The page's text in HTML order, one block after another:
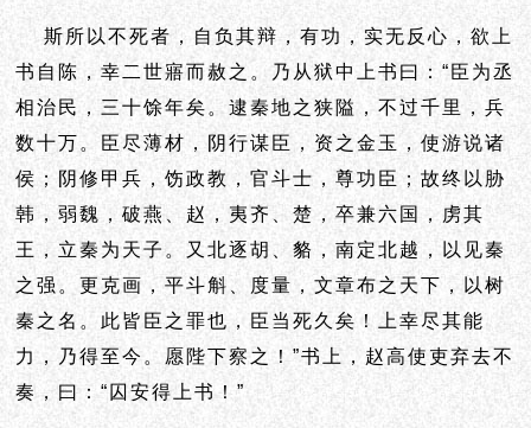
斯所以不死者，自负其辩，有功，实无反心，欲上
书自陈，幸二世寤而赦之。乃从狱中上书曰：“臣为丞
相治民，三十馀年矣。逮秦地之狭隘，不过千里，兵
数十万。臣尽薄材，阴行谋臣，资之金玉，使游说诸
侯；阴修甲兵，饬政教，官斗士，尊功臣；故终以胁
韩，弱魏，破燕、赵，夷齐、楚，卒兼六国，虏其
王，立秦为天子。又北逐胡、貉，南定北越，以见秦
之强。更克画，平斗斛、度量，文章布之天下，以树
秦之名。此皆臣之罪也，臣当死久矣！上幸尽其能
力，乃得至今。愿陛下察之！”书上，赵高使吏弃去不
奏，曰：“囚安得上书！”